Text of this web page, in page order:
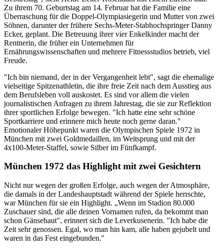
Zu ihrem 70. Geburtstag am 14. Februar hat die Familie eine
Überraschung für die Doppel-Olympiasiegerin und Mutter von zwei
Söhnen, darunter der frühere Sechs-Meter-Stabhochspringer Danny
Ecker, geplant. Die Betreuung ihrer vier Enkelkinder macht der
Rentnerin, die früher ein Unternehmen für
Ernährungswissenschaften und mehrere Fitnessstudios betrieb, viel
Freude.
"Ich bin niemand, der in der Vergangenheit lebt", sagt die ehemalige
vielseitige Spitzenathletin, die ihre freie Zeit nach dem Ausstieg aus
dem Berufsleben voll auskostet. Es sind vor allem die vielen
journalistischen Anfragen zu ihrem Jahrestag, die sie zur Reflektion
ihrer sportlichen Erfolge bewegen. "Ich hatte eine sehr schöne
Sportkarriere und erinnere mich heute noch gerne daran."
Emotionaler Höhepunkt waren die Olympischen Spiele 1972 in
München mit zwei Goldmedaillen, im Weitsprung und mit der
4x100-Meter-Staffel, sowie Silber im Fünfkampf.
München 1972 das Highlight mit zwei Gesichtern
Nicht nur wegen der großen Erfolge, auch wegen der Atmosphäre,
die damals in der Landeshauptstadt während der Spiele herrschte,
war München für sie ein Highlight. „Wenn im Stadion 80.000
Zuschauer sind, die alle deinen Vornamen rufen, da bekommt man
schon Gänsehaut", erinnert sich die Leverkusenerin. "Ich habe die
Zeit sehr genossen. Egal, wo man hin kam, alle haben gejubelt und
waren in das Fest eingebunden."